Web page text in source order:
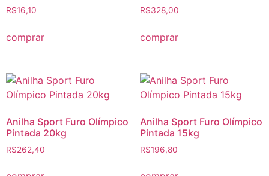
R$16,10
comprar
R$328,00
comprar
Anilha Sport Furo Olímpico
Pintada 20kg
R$262,40
Anilha Sport Furo Olímpico
Pintada 15kg
R$196,80